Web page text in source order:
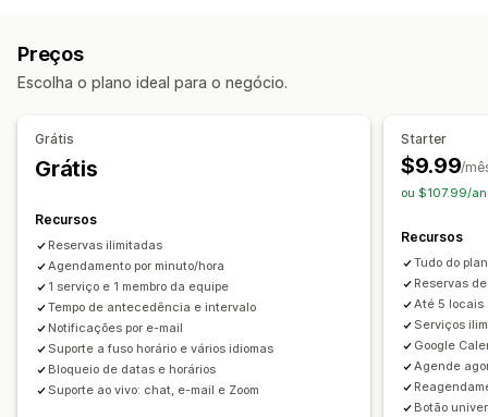
Gestão de reservas
Calendário
Agendamento
Opções de horário
Limites de capacidade
Check-in em eventos
Notificações por e-mail
Notificações por SMS
Pagamentos Depósitos
Gerenciamento de membro da equipe
Personalização
Páginas de reservas
Widget de calendário
Ingressos personalizados
Formulários personalizados
Notificações personalizadas Branding CSS personalizado
Gestão de estoque
Gerenciamento de membro da equipe
Agendamento
Preços
Escolha o plano ideal para o negócio.
Grátis
Grátis
Recursos
Reservas ilimitadas
Agendamento por minuto/hora
1 serviço e 1 membro da equipe
Tempo de antecedência e intervalo
Notificações por e-mail
Suporte a fuso horário e vários idiomas
Bloqueio de datas e horários
Suporte ao vivo: chat, e-mail e Zoom
Starter
$9.99/
ou $107.99/
Recursos
Tudo do
Reservas
Até 5 locais
Serviços
Google
Agende
Botão